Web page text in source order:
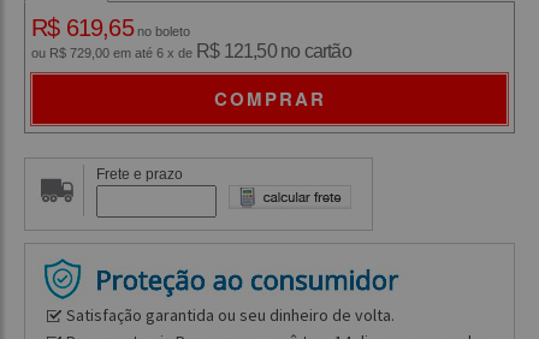
R$ 619,65no boleto
ou R$ 729,00 em até 6 x de R$ 121,50 no cartão
COMPRAR
Frete e prazo
Satisfação garantida ou seu dinheiro de volta.